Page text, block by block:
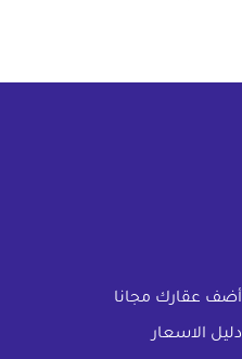
أضف عقارك مجانا
دليل الاسعار